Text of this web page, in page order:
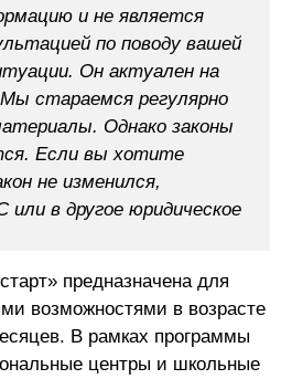
и не является
по поводу вашей
Он актуален на
стараемся регулярно
Однако законы
Если вы хотите
не изменился,
или в другое юридическое
предназначена для
возможностями в возрасте
В рамках программы
центры и школьные